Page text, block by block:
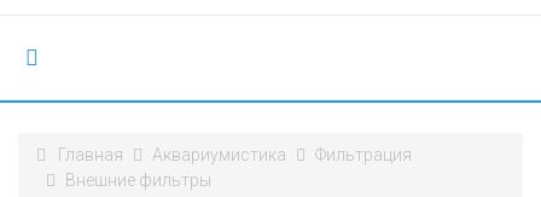
Главная Аквариумистика
Фильтрация
Внешние фильтры